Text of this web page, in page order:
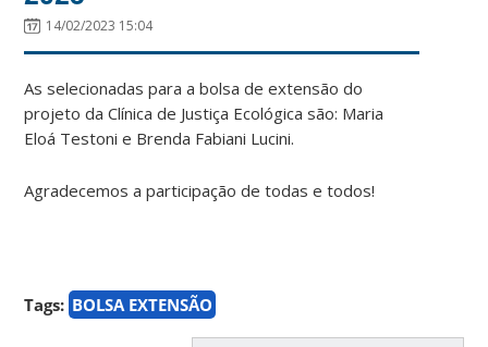
14/02/2023 15:04
As selecionadas para a bolsa de extensão do
projeto da Clínica de Justiça Ecológica são: Maria
Eloá Testoni e Brenda Fabiani Lucini.
Agradecemos a participação de todas e todos!
Tags: BOLSA EXTENSÃO